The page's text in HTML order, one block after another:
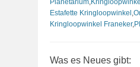
Estafette Kringloopwinkel
Kringloopwinkel Franeker,
Was es Neues gibt: